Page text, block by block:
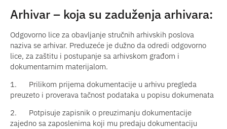
Arhivar – koja su zaduženja arhivara:
Odgovorno lice za obavljanje stručnih arhivskih poslova
naziva se arhivar. Preduzeće je dužno da odredi odgovorno
lice, za zaštitu i postupanje sa arhivskom građom i
dokumentarnim materijalom.
1. Prilikom prijema dokumentacije u arhivu pregleda
preuzeto i proverava tačnost podataka u popisu dokumenata
2. Potpisuje zapisnik o preuzimanju dokumentacije
zajedno sa zaposlenima koji mu predaju dokumentaciju